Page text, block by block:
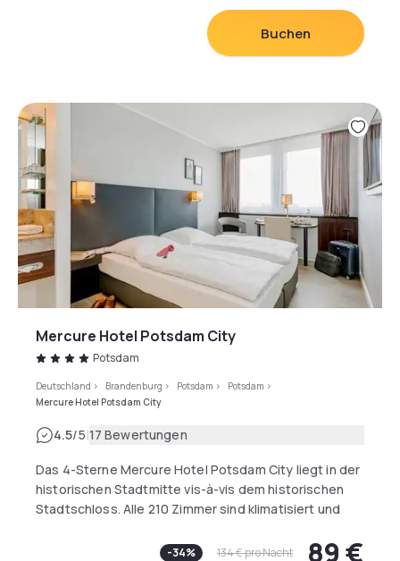
den Alten Markt mit Cafés und Restaurants, die
Thiergalerie, Oper, Schauspielhaus und selbst das
Dortmunder U erreichen Sie bequem zu Fuß. Das Haus
Buchen
Mercure Hotel Potsdam City
Potsdam
Deutschland > Brandenburg > Potsdam > Potsdam >
Mercure Hotel Potsdam City
4.5/5|17 Bewertungen
Das 4-Sterne Mercure Hotel Potsdam City liegt in der
historischen Stadtmitte vis-à-vis dem historischen
Stadtschloss. Alle 210 Zimmer sind klimatisiert und
Aussicht auf Potsdam und die Seen. Hier befinden
-34% 134 €pro Nacht 89 €